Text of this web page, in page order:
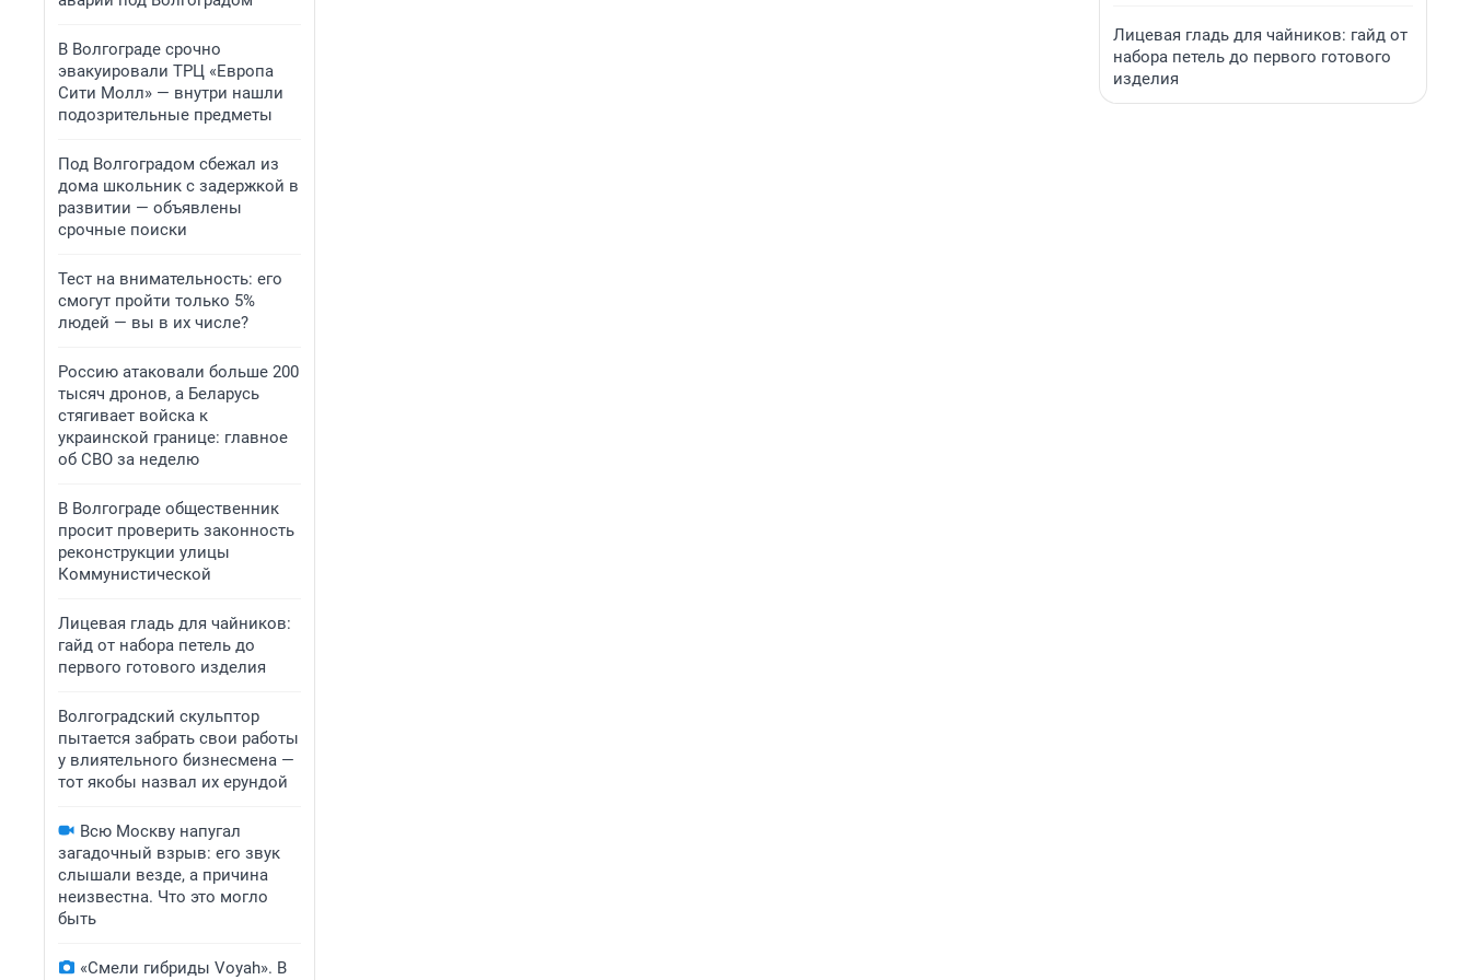
В Волгограде срочно
эвакуировали ТРЦ «Европа
Сити Молл» — внутри нашли
подозрительные предметы
Под Волгоградом сбежал из
дома школьник с задержкой в
развитии — объявлены
срочные поиски
Тест на внимательность: его
смогут пройти только 5%
людей — вы в их числе?
Россию атаковали больше 200
тысяч дронов, а Беларусь
стягивает войска к
украинской границе: главное
об СВО за неделю
В Волгограде общественник
просит проверить законность
реконструкции улицы
Коммунистической
Лицевая гладь для чайников:
гайд от набора петель до
первого готового изделия
Волгоградский скульптор
пытается забрать свои работы
у влиятельного бизнесмена —
тот якобы назвал их ерундой
Всю Москву напугал
загадочный взрыв: его звук
слышали везде, а причина
неизвестна. Что это могло
быть
«Смели гибриды Voyah». В
Лицевая гладь для чайников: гайд от
набора петель до первого готового
изделия